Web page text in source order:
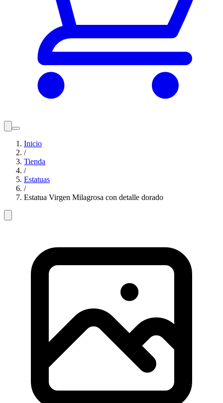
Inicio
/
Tienda
/
Estatuas
/
Estatua Virgen Milagrosa con detalle dorado